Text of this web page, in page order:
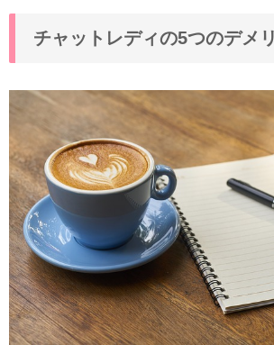
チャットレディの5つのデメ